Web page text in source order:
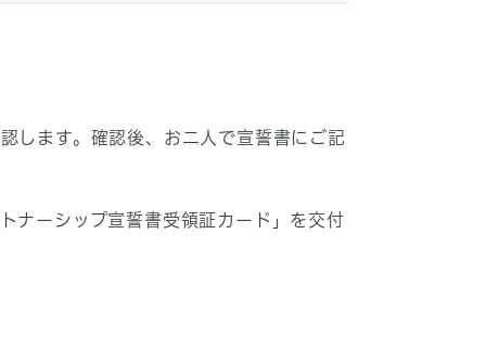
します。確認後、お二人で宣誓書にご記
ナーシップ宣誓書受領証カード」を交付